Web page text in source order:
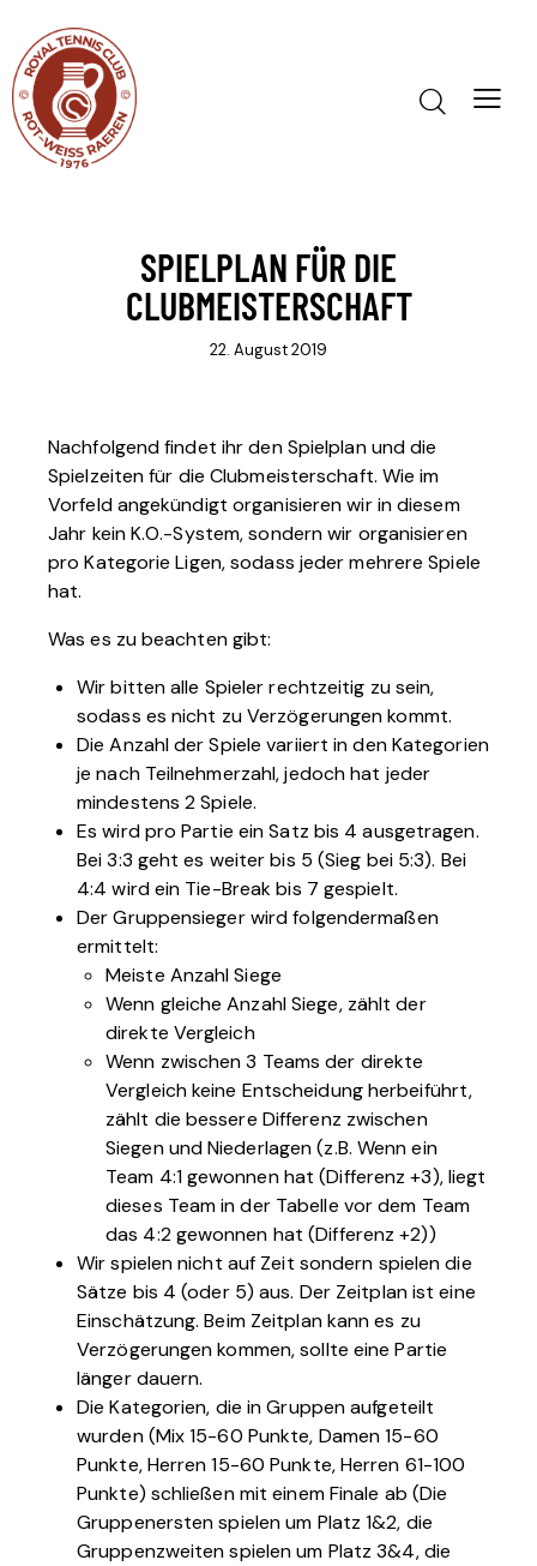
SPIELPLAN FÜR DIE
CLUBMEISTERSCHAFT
22. August 2019
Nachfolgend findet ihr den Spielplan und die
Spielzeiten für die Clubmeisterschaft. Wie im
Vorfeld angekündigt organisieren wir in diesem
Jahr kein K.O.-System, sondern wir organisieren
pro Kategorie Ligen, sodass jeder mehrere Spiele
hat.
Was es zu beachten gibt:
Wir bitten alle Spieler rechtzeitig zu sein,
sodass es nicht zu Verzögerungen kommt.
Die Anzahl der Spiele variiert in den Kategorien
je nach Teilnehmerzahl, jedoch hat jeder
mindestens 2 Spiele.
Es wird pro Partie ein Satz bis 4 ausgetragen.
Bei 3:3 geht es weiter bis 5 (Sieg bei 5:3). Bei
4:4 wird ein Tie-Break bis 7 gespielt.
Der Gruppensieger wird folgendermaßen
ermittelt:
Meiste Anzahl Siege
Wenn gleiche Anzahl Siege, zählt der
direkte Vergleich
Wenn zwischen 3 Teams der direkte
Vergleich keine Entscheidung herbeiführt,
zählt die bessere Differenz zwischen
Siegen und Niederlagen (z.B. Wenn ein
Team 4:1 gewonnen hat (Differenz +3), liegt
dieses Team in der Tabelle vor dem Team
das 4:2 gewonnen hat (Differenz +2))
Wir spielen nicht auf Zeit sondern spielen die
Sätze bis 4 (oder 5) aus. Der Zeitplan ist eine
Einschätzung. Beim Zeitplan kann es zu
Verzögerungen kommen, sollte eine Partie
länger dauern.
Die Kategorien, die in Gruppen aufgeteilt
wurden (Mix 15-60 Punkte, Damen 15-60
Punkte, Herren 15-60 Punkte, Herren 61-100
Punkte) schließen mit einem Finale ab (Die
Gruppenersten spielen um Platz 1&2, die
Gruppenzweiten spielen um Platz 3&4, die